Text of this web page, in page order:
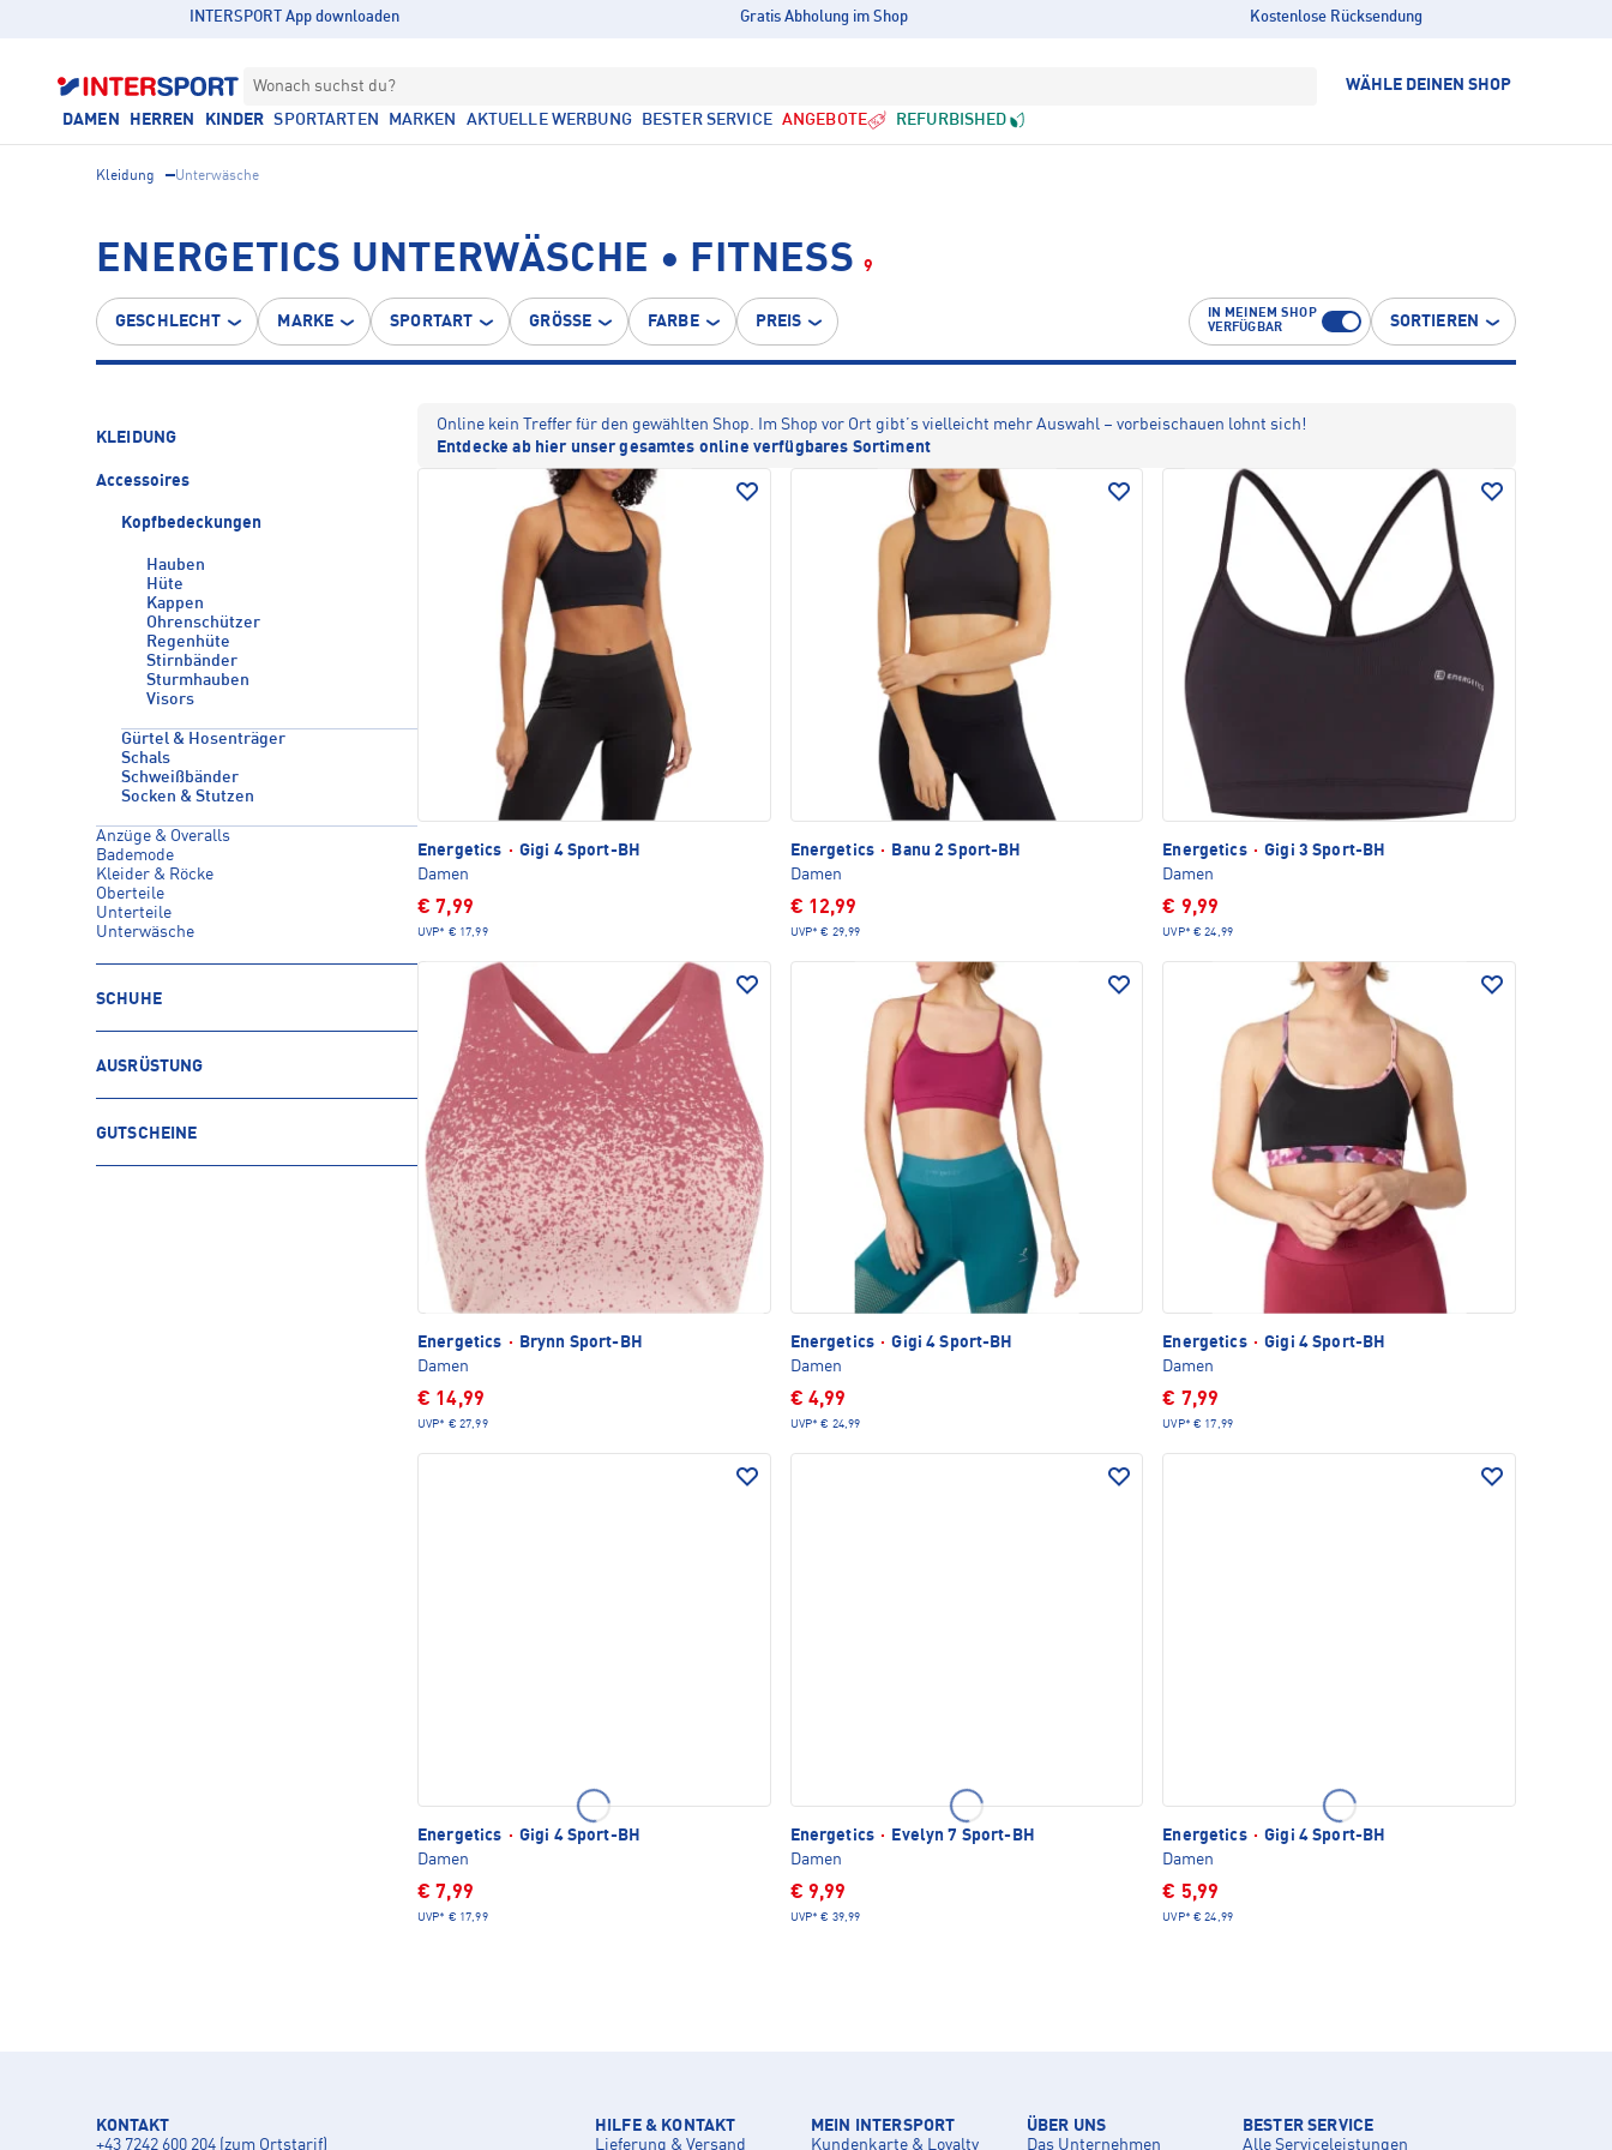
INTERSPORT App downloaden Gratis Abholung im Shop Kostenlose Rücksendung
Wonach suchst du? WÄHLE DEINEN SHOP
DAMEN HERREN KINDER SPORTARTEN MARKEN AKTUELLE WERBUNG BESTER SERVICE ANGEBOTE REFURBISHED
Kleidung Unterwäsche
ENERGETICS UNTERWÄSCHE • FITNESS 9
GESCHLECHT MARKE SPORTART GRÖSSE FARBE PREIS
IN MEINEM SHOP
VERFÜGBAR
SORTIEREN
KLEIDUNG
Accessoires
Kopfbedeckungen
Hauben
Hüte
Kappen
Ohrenschützer
Regenhüte
Stirnbänder
Sturmhauben
Visors
Gürtel & Hosenträger
Schals
Schweißbänder
Socken & Stutzen
Anzüge & Overalls
Bademode
Kleider & Röcke
Oberteile
Unterteile
Unterwäsche
SCHUHE
AUSRÜSTUNG
GUTSCHEINE
Online kein Treffer für den gewählten Shop. Im Shop vor Ort gibt’s vielleicht mehr Auswahl – vorbeischauen lohnt sich!
Entdecke ab hier unser gesamtes online verfügbares Sortiment
Energetics · Gigi 4 Sport-BH
Damen
€ 7,99
UVP* € 17,99
Energetics ·
Banu 2 Sport-BH
Damen
€ 12,99
UVP* € 29,99
Energetics · Gigi 3 Sport-BH
Damen
€ 9,99
UVP* € 24,99
Energetics ·
Brynn Sport-BH
Damen
€ 14,99
UVP* € 27,99
Energetics · Gigi 4 Sport-BH
Damen
€ 4,99
UVP* € 24,99
Energetics · Gigi 4 Sport-BH
Damen
€ 7,99
UVP* € 17,99
Energetics · Gigi 4 Sport-BH
Damen
€ 7,99
UVP* € 17,99
Energetics ·
Evelyn 7 Sport-BH
Damen
€ 9,99
UVP* € 39,99
Energetics · Gigi 4 Sport-BH
Damen
€ 5,99
UVP* € 24,99
KONTAKT
+43 7242 600 204 (zum Ortstarif)
HILFE & KONTAKT
Lieferung & Versand
MEIN INTERSPORT
Kundenkarte & Loyalty
ÜBER UNS
Das Unternehmen
BESTER SERVICE
Alle Serviceleistungen